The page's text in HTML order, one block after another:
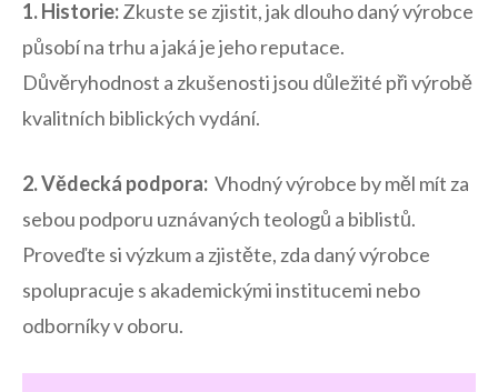
1. Historie:Zkuste se zjistit, jak ⁣dlouho daný výrobce
působí na trhu a jaká je jeho reputace.
Důvěryhodnost⁣ a​ zkušenosti⁢ jsou důležité při výrobě
kvalitních biblických ​vydání.
2. Vědecká ​podpora: ⁤ Vhodný výrobce by⁤ měl⁢ mít za
sebou podporu uznávaných teologů a biblistů.
‌Proveďte si výzkum a zjistěte, zda daný⁤ výrobce
spolupracuje​ s akademickými institucemi nebo⁤
odborníky v oboru.